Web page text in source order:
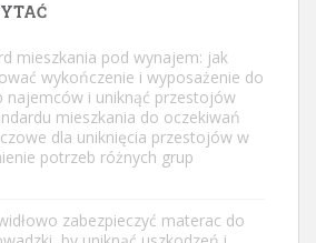
mieszkania pod wynajem: jak
wykończenie i wyposażenie do
najemców i uniknąć przestojów
mieszkania do oczekiwań
dla uniknięcia przestojów w
potrzeb różnych grup
zabezpieczyć materac do